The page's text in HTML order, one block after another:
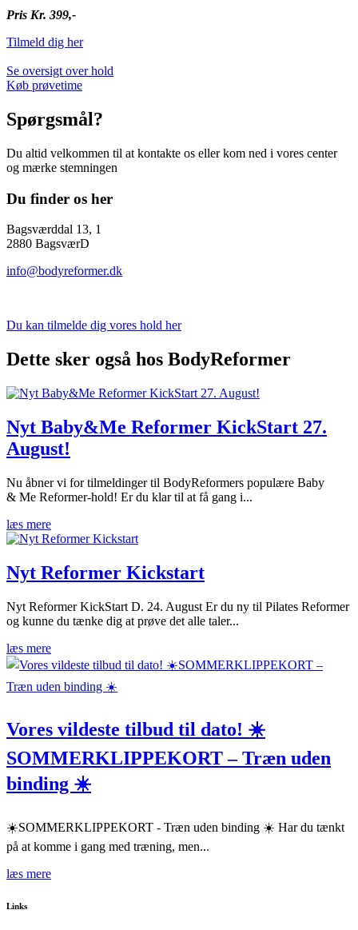
Pris Kr. 399,-
Tilmeld dig her
Se oversigt over hold
Køb prøvetime
Spørgsmål?
Du altid velkommen til at kontakte os eller kom ned i vores center
og mærke stemningen
Du finder os her
Bagsværddal 13, 1
2880 BagsværD
info@bodyreformer.dk
Du kan tilmelde dig vores hold her
Dette sker også hos BodyReformer
Nyt Baby&Me Reformer KickStart 27.
August!
Nu åbner vi for tilmeldinger til BodyReformers populære Baby
& Me Reformer-hold! Er du klar til at få gang i...
læs mere
Nyt Reformer Kickstart
Nyt Reformer KickStart D. 24. August Er du ny til Pilates Reformer
og kunne du tænke dig at prøve det alle taler...
læs mere
Vores vildeste tilbud til dato! ☀️
SOMMERKLIPPEKORT – Træn uden
binding ☀️
☀️SOMMERKLIPPEKORT - Træn uden binding ☀️ Har du tænkt
på at komme i gang med træning, men...
læs mere
Links